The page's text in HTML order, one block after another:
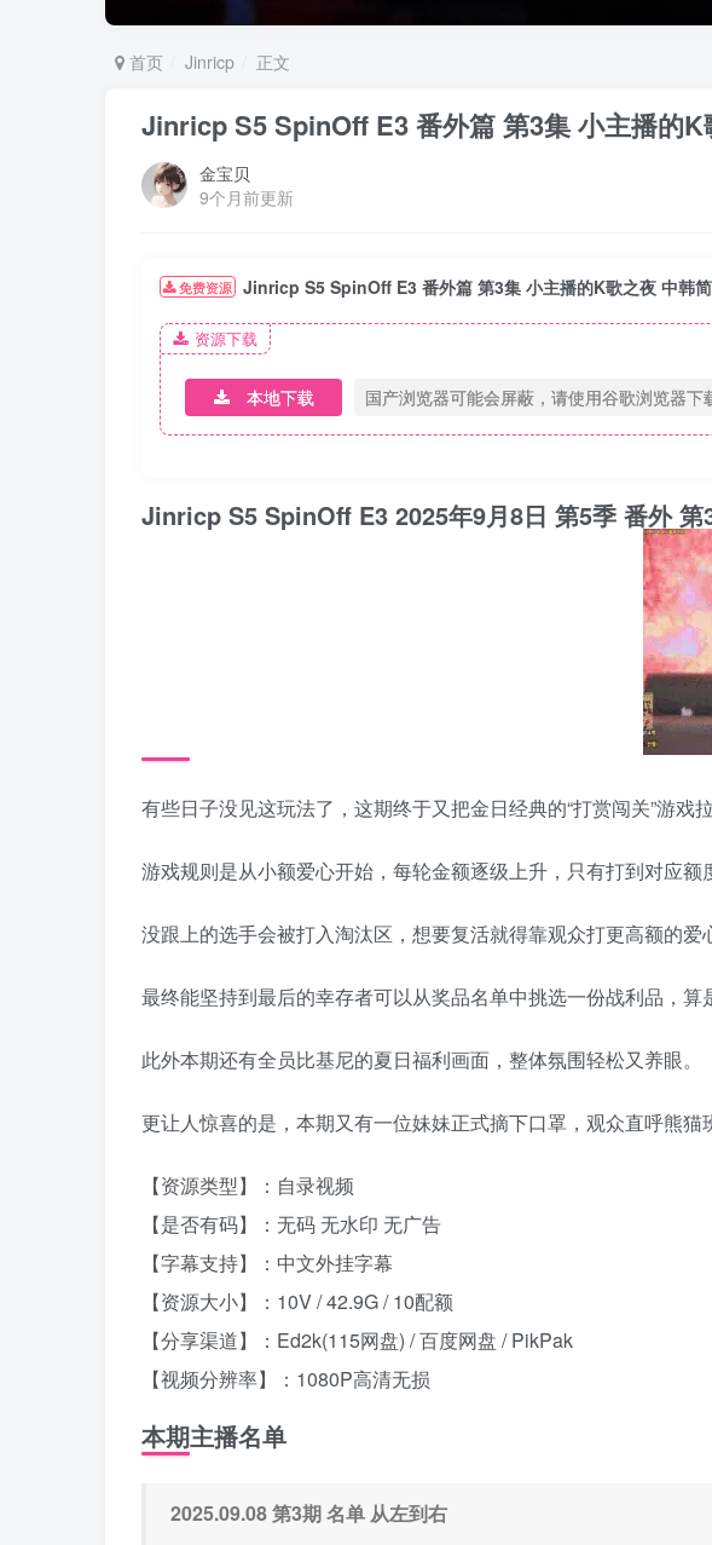
首页 Jinricp 正文
Jinricp S5 SpinOff E3 番外篇 第3集 小主播的K
金宝贝
9个月前更新
免费资源 Jinricp S5 SpinOff E3 番外篇 第3集 小主播的K歌之夜 中韩
资源下载
本地下载 国产浏览器可能会屏蔽，请使用谷歌浏览器下
Jinricp S5 SpinOff E3 2025年9月8日 第5季 番外
有些日子没见这玩法了，这期终于又把金日经典的“打赏闯关”游戏拉
游戏规则是从小额爱心开始，每轮金额逐级上升，只有打到对应额
没跟上的选手会被打入淘汰区，想要复活就得靠观众打更高额的爱
最终能坚持到最后的幸存者可以从奖品名单中挑选一份战利品，算
此外本期还有全员比基尼的夏日福利画面，整体氛围轻松又养眼。
更让人惊喜的是，本期又有一位妹妹正式摘下口罩，观众直呼熊猫
【资源类型】：自录视频
【是否有码】：无码 无水印 无广告
【字幕支持】：中文外挂字幕
【资源大小】：10V / 42.9G / 10配额
【分享渠道】：Ed2k(115网盘) / 百度网盘 / PikPak
【视频分辨率】：1080P高清无损
本期主播名单
2025.09.08 第3期 名单 从左到右